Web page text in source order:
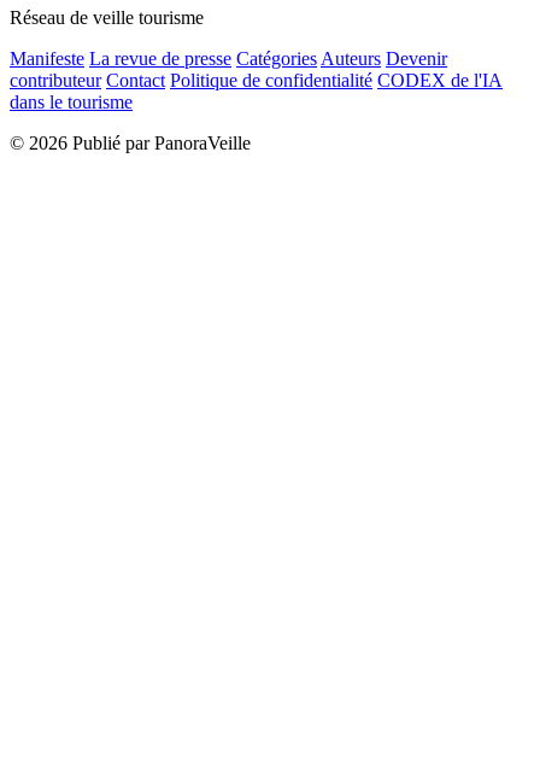
Réseau de veille tourisme
Manifeste La revue de presse Catégories Auteurs Devenir
contributeur Contact Politique de confidentialité CODEX de l'IA
dans le tourisme
© 2026 Publié par PanoraVeille